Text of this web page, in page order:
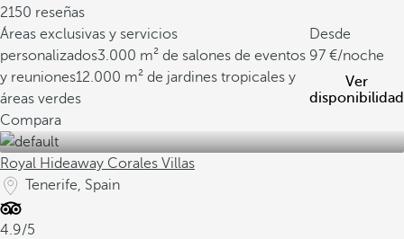
2150 reseñas
Áreas exclusivas y servicios
personalizados3.000 m² de salones de eventos
y reuniones12.000 m² de jardines tropicales y
áreas verdes
Desde
97
/noche
Ver
disponibilidad
Compara
Royal Hideaway Corales Villas
Tenerife, Spain
4.9/5